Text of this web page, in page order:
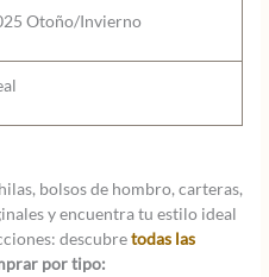
Otoño/Invierno
bolsos de hombro, carteras,
y encuentra tu estilo ideal
descubretodas las
por tipo: